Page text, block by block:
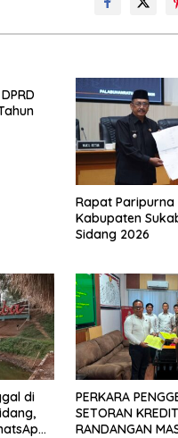
Rapat Paripurna
Kabupaten
Sidang 2026
di
PERKARA
SETORAN
RANDANGAN